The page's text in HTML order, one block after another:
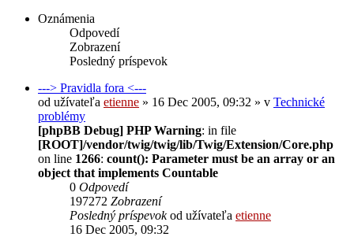
Oznámenia
Odpovedí
Zobrazení
Posledný príspevok
---> Pravidla fora <---
od užívateľa etienne » 16 Dec 2005, 09:32 » v Technické
problémy
[phpBB Debug] PHP Warning: in file
[ROOT]/vendor/twig/twig/lib/Twig/Extension/Core.php
on line 1266: count(): Parameter must be an array or an
object that implements Countable
0 Odpovedí
197272 Zobrazení
Posledný príspevokod užívateľa etienne
16 Dec 2005, 09:32